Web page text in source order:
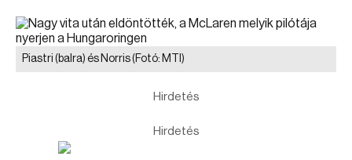
Piastri (balra) és Norris(Fotó: MTI)
Hirdetés
Hirdetés